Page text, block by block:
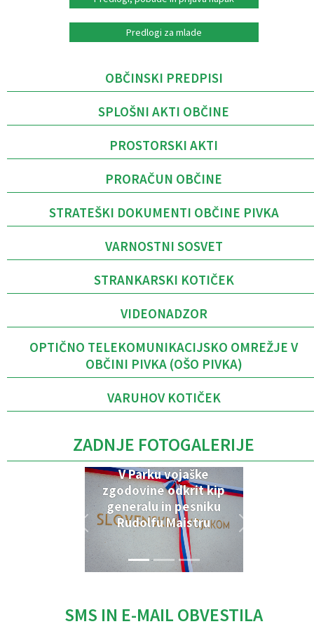
Predlogi za mlade
OBČINSKI PREDPISI
SPLOŠNI AKTI OBČINE
PROSTORSKI AKTI
PRORAČUN OBČINE
STRATEŠKI DOKUMENTI OBČINE PIVKA
VARNOSTNI SOSVET
STRANKARSKI KOTIČEK
VIDEONADZOR
OPTIČNO TELEKOMUNIKACIJSKO OMREŽJE V
OBČINI PIVKA (OŠO PIVKA)
VARUHOV KOTIČEK
ZADNJE FOTOGALERIJE
V Parku vojaške
zgodovine odkrit kip
generalu in pesniku
Rudolfu Maistru
SMS IN E-MAIL OBVESTILA